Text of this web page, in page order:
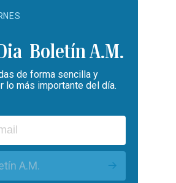
Boletín A.M.
de forma sencilla y
lo más importante del día.
A.M.